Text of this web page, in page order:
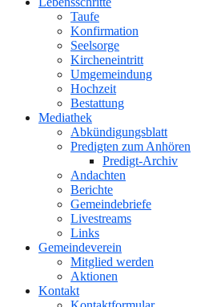
Taufe
Konfirmation
Seelsorge
Kircheneintritt
Umgemeindung
Hochzeit
Bestattung
Mediathek
Abkündigungsblatt
Predigten zum Anhören
Predigt-Archiv
Andachten
Berichte
Gemeindebriefe
Livestreams
Links
Gemeindeverein
Mitglied werden
Aktionen
Kontakt